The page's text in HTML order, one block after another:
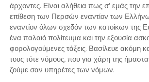
άρχοντες. Είναι αλήθεια πως σ’ εμάς την
επίθεση των Περσών εναντίον των
εναντίον όλων σχεδόν των κατοίκων της
ένα παλαιό πολίτευμα και την εξουσία
φορολογούμενες τάξεις. Βασίλευε ακόμη
τους τότε νόμους, που για χάρη της
ζούμε σαν υπηρέτες των νόμων.